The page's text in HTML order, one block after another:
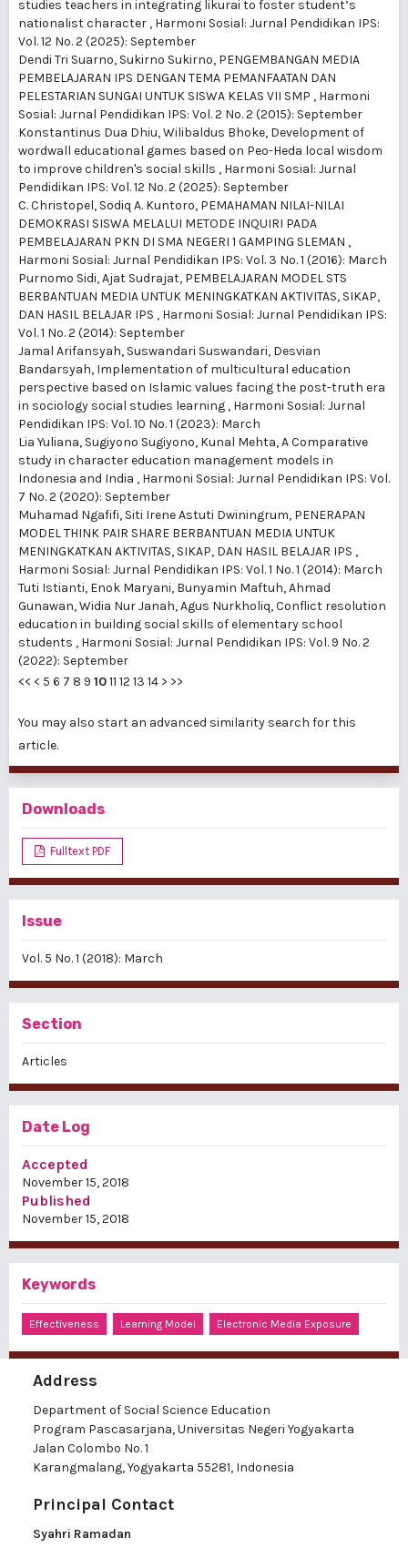
studies teachers in integrating likurai to foster student’s
nationalist character , Harmoni Sosial: Jurnal Pendidikan IPS:
Vol. 12 No. 2 (2025): September
Dendi Tri Suarno, Sukirno Sukirno, PENGEMBANGAN MEDIA
PEMBELAJARAN IPS DENGAN TEMA PEMANFAATAN DAN
PELESTARIAN SUNGAI UNTUK SISWA KELAS VII SMP , Harmoni
Sosial: Jurnal Pendidikan IPS: Vol. 2 No. 2 (2015): September
Konstantinus Dua Dhiu, Wilibaldus Bhoke, Development of
wordwall educational games based on Peo-Heda local wisdom
to improve children's social skills , Harmoni Sosial: Jurnal
Pendidikan IPS: Vol. 12 No. 2 (2025): September
C. Christopel, Sodiq A. Kuntoro, PEMAHAMAN NILAI-NILAI
DEMOKRASI SISWA MELALUI METODE INQUIRI PADA
PEMBELAJARAN PKN DI SMA NEGERI 1 GAMPING SLEMAN ,
Harmoni Sosial: Jurnal Pendidikan IPS: Vol. 3 No. 1 (2016): March
Purnomo Sidi, Ajat Sudrajat, PEMBELAJARAN MODEL STS
BERBANTUAN MEDIA UNTUK MENINGKATKAN AKTIVITAS, SIKAP,
DAN HASIL BELAJAR IPS , Harmoni Sosial: Jurnal Pendidikan IPS:
Vol. 1 No. 2 (2014): September
Jamal Arifansyah, Suswandari Suswandari, Desvian
Bandarsyah, Implementation of multicultural education
perspective based on Islamic values facing the post-truth era
in sociology social studies learning , Harmoni Sosial: Jurnal
Pendidikan IPS: Vol. 10 No. 1 (2023): March
Lia Yuliana, Sugiyono Sugiyono, Kunal Mehta,A Comparative
study in character education management models in
Indonesia and India , Harmoni Sosial: Jurnal Pendidikan IPS: Vol.
7 No. 2 (2020): September
Muhamad Ngafifi, Siti Irene Astuti Dwiningrum, PENERAPAN
MODEL THINK PAIR SHARE BERBANTUAN MEDIA UNTUK
MENINGKATKAN AKTIVITAS, SIKAP, DAN HASIL BELAJAR IPS ,
Harmoni Sosial: Jurnal Pendidikan IPS: Vol. 1 No. 1 (2014): March
Tuti Istianti, Enok Maryani, Bunyamin Maftuh, Ahmad
Gunawan, Widia Nur Janah, Agus Nurkholiq,Conflict resolution
education in building social skills of elementary school
students , Harmoni Sosial: Jurnal Pendidikan IPS: Vol. 9 No. 2
(2022): September
<< < 5 6 7 8 9 1011 12 13 14 > >>
You may also start an advanced similarity search for this
article.
Downloads
Fulltext PDF
Issue
Vol. 5 No. 1 (2018): March
Section
Articles
Date Log
Accepted
November 15, 2018
Published
November 15, 2018
Keywords
Effectiveness Learning Model Electronic Media Exposure
Address
Department of Social Science Education
Program Pascasarjana, Universitas Negeri Yogyakarta
Jalan Colombo No. 1
Karangmalang, Yogyakarta 55281, Indonesia
Principal Contact
Syahri Ramadan